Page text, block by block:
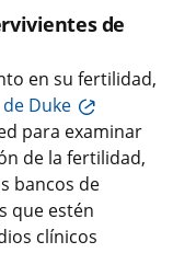
de
en su fertilidad,
Duke
para examinar
de la fertilidad,
bancos de
que estén
clínicos